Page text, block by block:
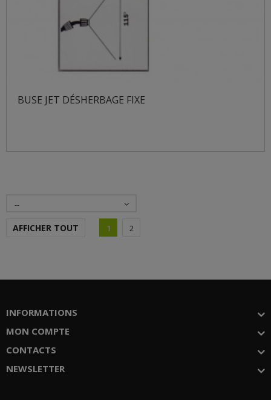
BUSE JET DÉSHERBAGE FIXE
--
AFFICHER TOUT 1 2
INFORMATIONS
MON COMPTE
CONTACTS
NEWSLETTER